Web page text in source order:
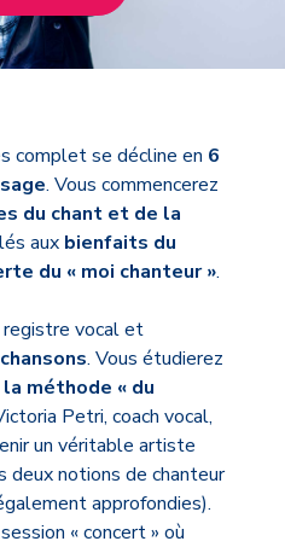
complet se décline en 6
. Vous commencerez
du chant et de la
aux bienfaits du
du « moi chanteur ».
vocal et
. Vous étudierez
la méthode « du
Petri, coach vocal,
un véritable artiste
deux notions de chanteur
approfondies).
« concert » où